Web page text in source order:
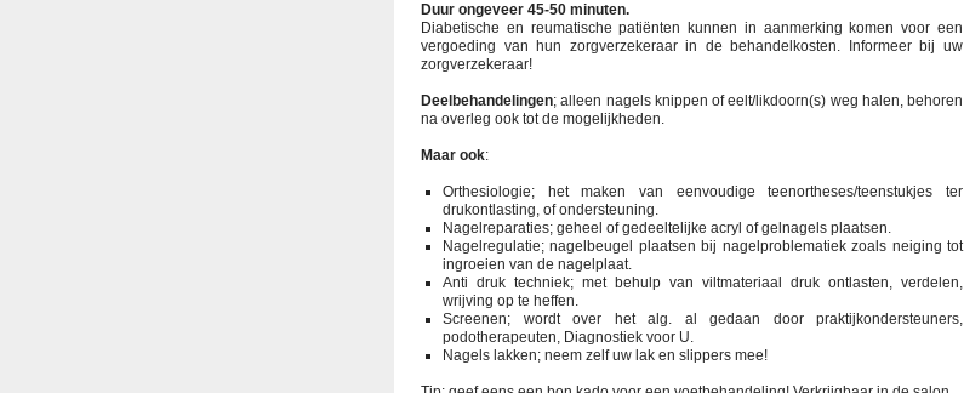
Duur ongeveer 45-50 minuten.
Diabetische en reumatische patiënten kunnen in aanmerking komen voor een
vergoeding van hun zorgverzekeraar in de behandelkosten. Informeer bij uw
zorgverzekeraar!
Deelbehandelingen; alleen nagels knippen of eelt/likdoorn(s) weg halen, behoren
na overleg ook tot de mogelijkheden.
Maar ook:
Orthesiologie; het maken van eenvoudige teenortheses/teenstukjes ter
drukontlasting, of ondersteuning.
Nagelreparaties; geheel of gedeeltelijke acryl of gelnagels plaatsen.
Nagelregulatie; nagelbeugel plaatsen bij nagelproblematiek zoals neiging tot
ingroeien van de nagelplaat.
Anti druk techniek; met behulp van viltmateriaal druk ontlasten, verdelen,
wrijving op te heffen.
Screenen; wordt over het alg. al gedaan door praktijkondersteuners,
podotherapeuten, Diagnostiek voor U.
Nagels lakken; neem zelf uw lak en slippers mee!